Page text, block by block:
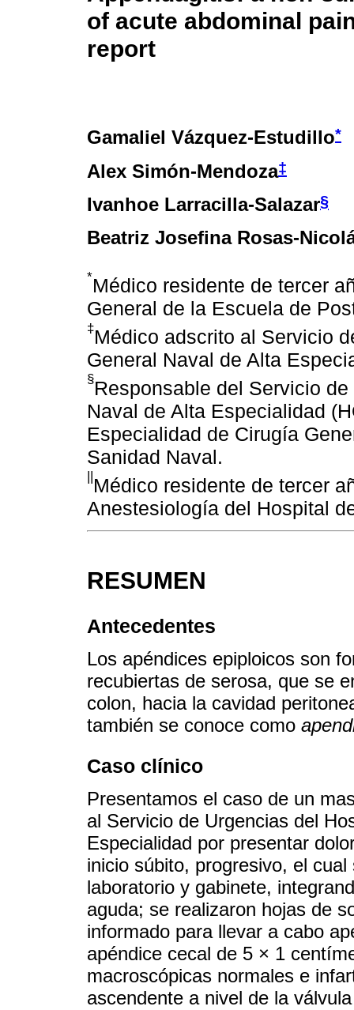
of acute abdominal
report
Gamaliel Vázquez-Estudillo*
Alex Simón-Mendoza‡
Ivanhoe Larracilla-Salazar§
Beatriz Josefina Rosas-
*Médico residente de tercer
General de la Escuela de
‡Médico adscrito al Servicio
General Naval de Alta
§Responsable del Servicio
Naval de Alta Especialidad
Especialidad de Cirugía
Sanidad Naval.
||Médico residente de tercer
Anestesiología del Hospital
RESUMEN
Antecedentes
Los apéndices epiploicos son
recubiertas de serosa, que se
colon, hacia la cavidad
también se conoce como
Caso clínico
Presentamos el caso de un
al Servicio de Urgencias del
Especialidad por presentar
inicio súbito, progresivo, el
laboratorio y gabinete,
aguda; se realizaron hojas de
informado para llevar a cabo
apéndice cecal de 5 × 1
macroscópicas normales e
ascendente a nivel de la